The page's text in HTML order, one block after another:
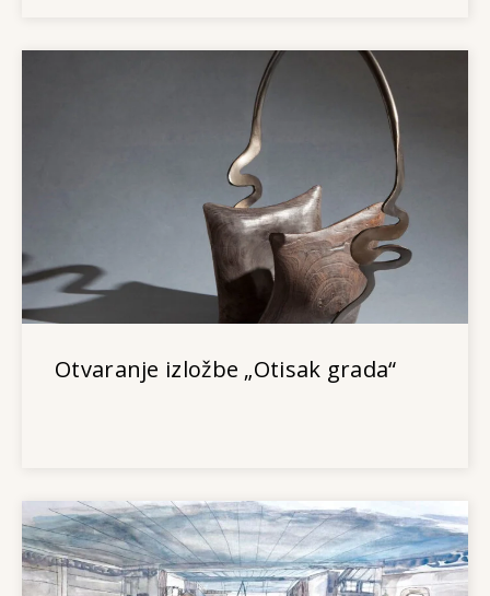
Otvaranje izložbe „Otisak grada“